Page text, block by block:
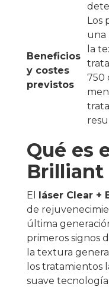
Beneficios
y costes
previstos
Los
una
la
750
Qué es
Brilliant
El láser Clear +
de
última
primeros signos
la textura
los tratamientos
suave